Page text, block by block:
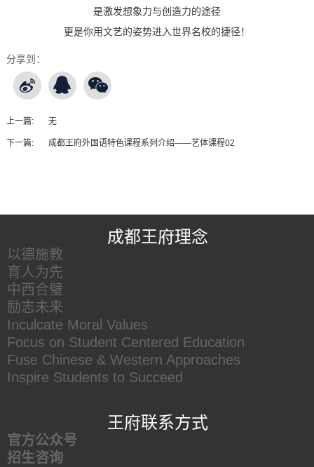
是激发想象力与创造力的途径
更是你用文艺的姿势进入世界名校的捷径！
分享到：
上一篇: 无
下一篇: 成都王府外国语特色课程系列介绍——艺体课程02
成都王府理念
以德施教
育人为先
中西合璧
励志未来
Inculcate Moral Values
Focus on Student Centered Education
Fuse Chinese & Western Approaches
Inspire Students to Succeed
王府联系方式
官方公众号
招生咨询